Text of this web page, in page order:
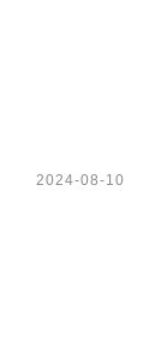
2024-08-10